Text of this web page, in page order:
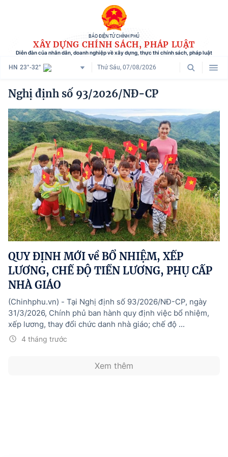
BÁO ĐIỆN TỬ CHÍNH PHỦ
XÂY DỰNG CHÍNH SÁCH, PHÁP LUẬT
Diễn đàn của nhân dân, doanh nghiệp về xây dựng, thực thi chính sách, pháp luật
HN 23°-32° Thứ Sáu, 07/08/2026
Danh mục
Trang chủ
Chính sách mới
Tham vấn chính sách
Người dân góp ý
Doanh nghiệp hiến kế
Chính sách và cuộc sống
Hướng dẫn thực hiện chính sách
Phát triển kinh tế tư nhân và doanh nghiệp dân tộc
Ocop và chuỗi giá trị Nông sản
Kinh tế tư nhân
Doanh nghiệp dân tộc
Khác
Nghị định số 93/2026/NĐ-CP
QUY ĐỊNH MỚI về BỔ NHIỆM, XẾP
LƯƠNG, CHẾ ĐỘ TIỀN LƯƠNG, PHỤ CẤP
NHÀ GIÁO
4 tháng trước
(Chinhphu.vn) - Tại Nghị định số 93/2026/NĐ-CP, ngày
31/3/2026, Chính phủ ban hành quy định việc bổ nhiệm,
xếp lương, thay đổi chức danh nhà giáo; chế độ ...
Xem thêm